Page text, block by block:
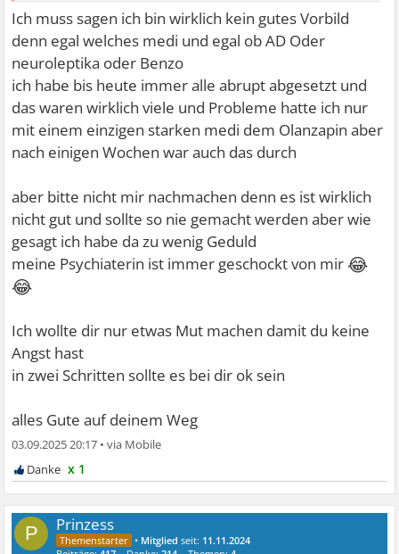
Ich muss sagen ich bin wirklich kein gutes Vorbild
denn egal welches medi und egal ob AD Oder
neuroleptika oder Benzo
ich habe bis heute immer alle abrupt abgesetzt und
das waren wirklich viele und Probleme hatte ich nur
mit einem einzigen starken medi dem Olanzapin aber
nach einigen Wochen war auch das durch
aber bitte nicht mir nachmachen denn es ist wirklich
nicht gut und sollte so nie gemacht werden aber wie
gesagt ich habe da zu wenig Geduld
meine Psychiaterin ist immer geschockt von mir 😂
😂
Ich wollte dir nur etwas Mut machen damit du keine
Angst hast
in zwei Schritten sollte es bei dir ok sein
alles Gute auf deinem Weg
03.09.2025 20:17 •
x 1
P Prinzess
• Mitglied seit: 11.11.2024